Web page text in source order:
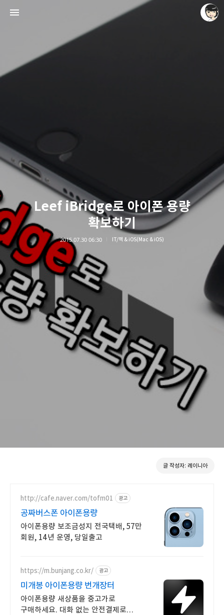
Leef iBridge로 아이폰 용량
확보하기
2015.07.30 06:30 IT/맥 & iOS(Mac & iOS)
글 작성자: 레이니아
http://cafe.naver.com/tofm01 광고
공짜버스폰 아이폰용량
아이폰용량 보조금성지 전국택배, 57만
회원, 14년 운영, 당일출고
https://m.bunjang.co.kr/ 광고
미개봉 아이폰용량 번개장터
아이폰용량 새상품을 중고가로
구매하세요. 대화 없는 안전결제로